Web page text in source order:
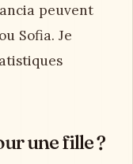
peuvent
Sofia. Je
une fille ?